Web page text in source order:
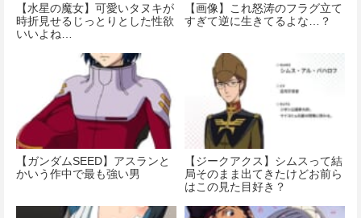
【水星の魔女】可愛いタヌキが
時折見せるじっとりとした性欲
いいよね…
【画像】これ怒涛のフラグ立て
すぎて逆に生きてるよな…？
【ガンダムSEED】アスランと
かいう作中で最も強い男
【ジークアクス】シムスって結
局そのまま出てきたけどお前ら
はこの見た目好き？